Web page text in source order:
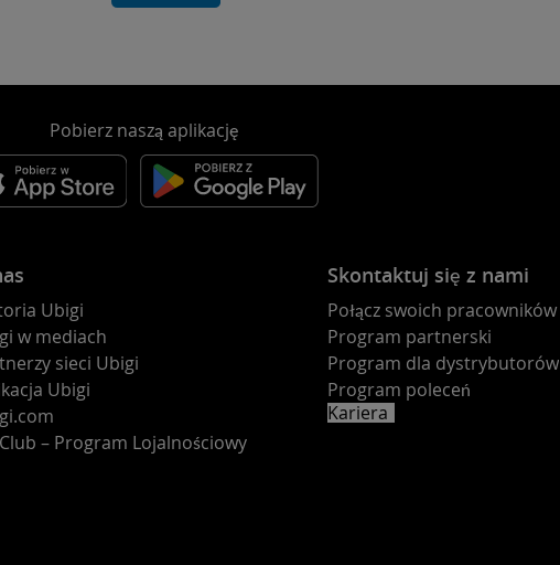
Pobierz naszą aplikację
Ubigi
w mediach
sieci Ubigi
Ubigi
– Program Lojalnościowy
Skontaktuj się z nami
Połącz swoich pracowników
Program partnerski
Program dla dystrybutorów
Program poleceń
Kariera